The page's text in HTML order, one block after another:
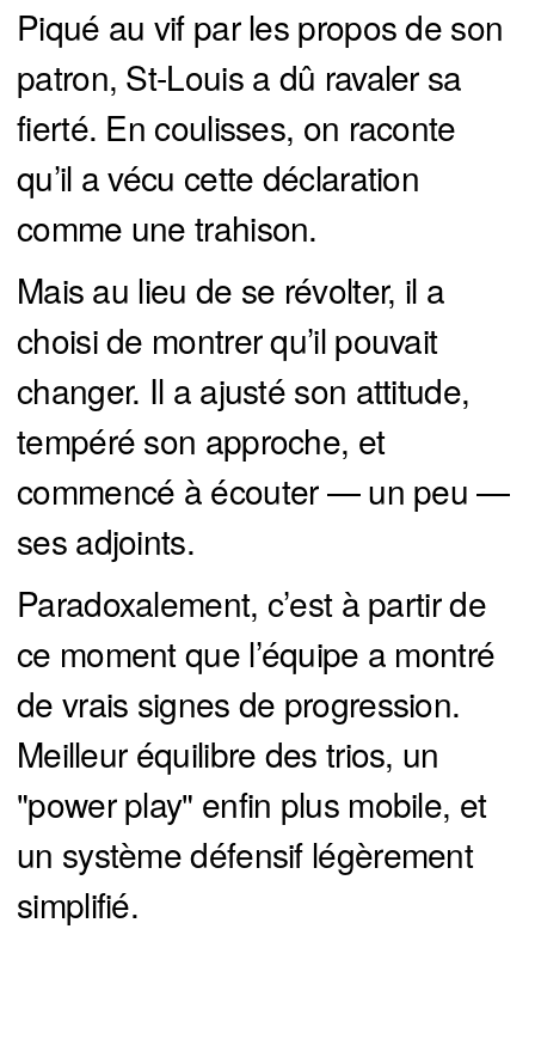
Piqué au vif par les propos de son
patron, St-Louis a dû ravaler sa
fierté. En coulisses, on raconte
qu’il a vécu cette déclaration
comme une trahison.
Mais au lieu de se révolter, il a
choisi de montrer qu’il pouvait
changer. Il a ajusté son attitude,
tempéré son approche, et
commencé à écouter — un peu —
ses adjoints.
Paradoxalement, c’est à partir de
ce moment que l’équipe a montré
de vrais signes de progression.
Meilleur équilibre des trios, un
"power play" enfin plus mobile, et
un système défensif légèrement
simplifié.